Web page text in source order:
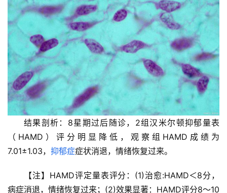
结果剖析：8星期过后随诊，2组汉米尔顿抑郁量表
（HAMD）评分明显降低，观察组HAMD成绩为
7.01±1.03， 抑郁症症状消退，情绪恢复过来。
【注】HAMD评定量表评分：(1)治愈:HAMD＜8分，
病症消退，情绪恢复过来；(2)效果显著：HAMD评分8～10